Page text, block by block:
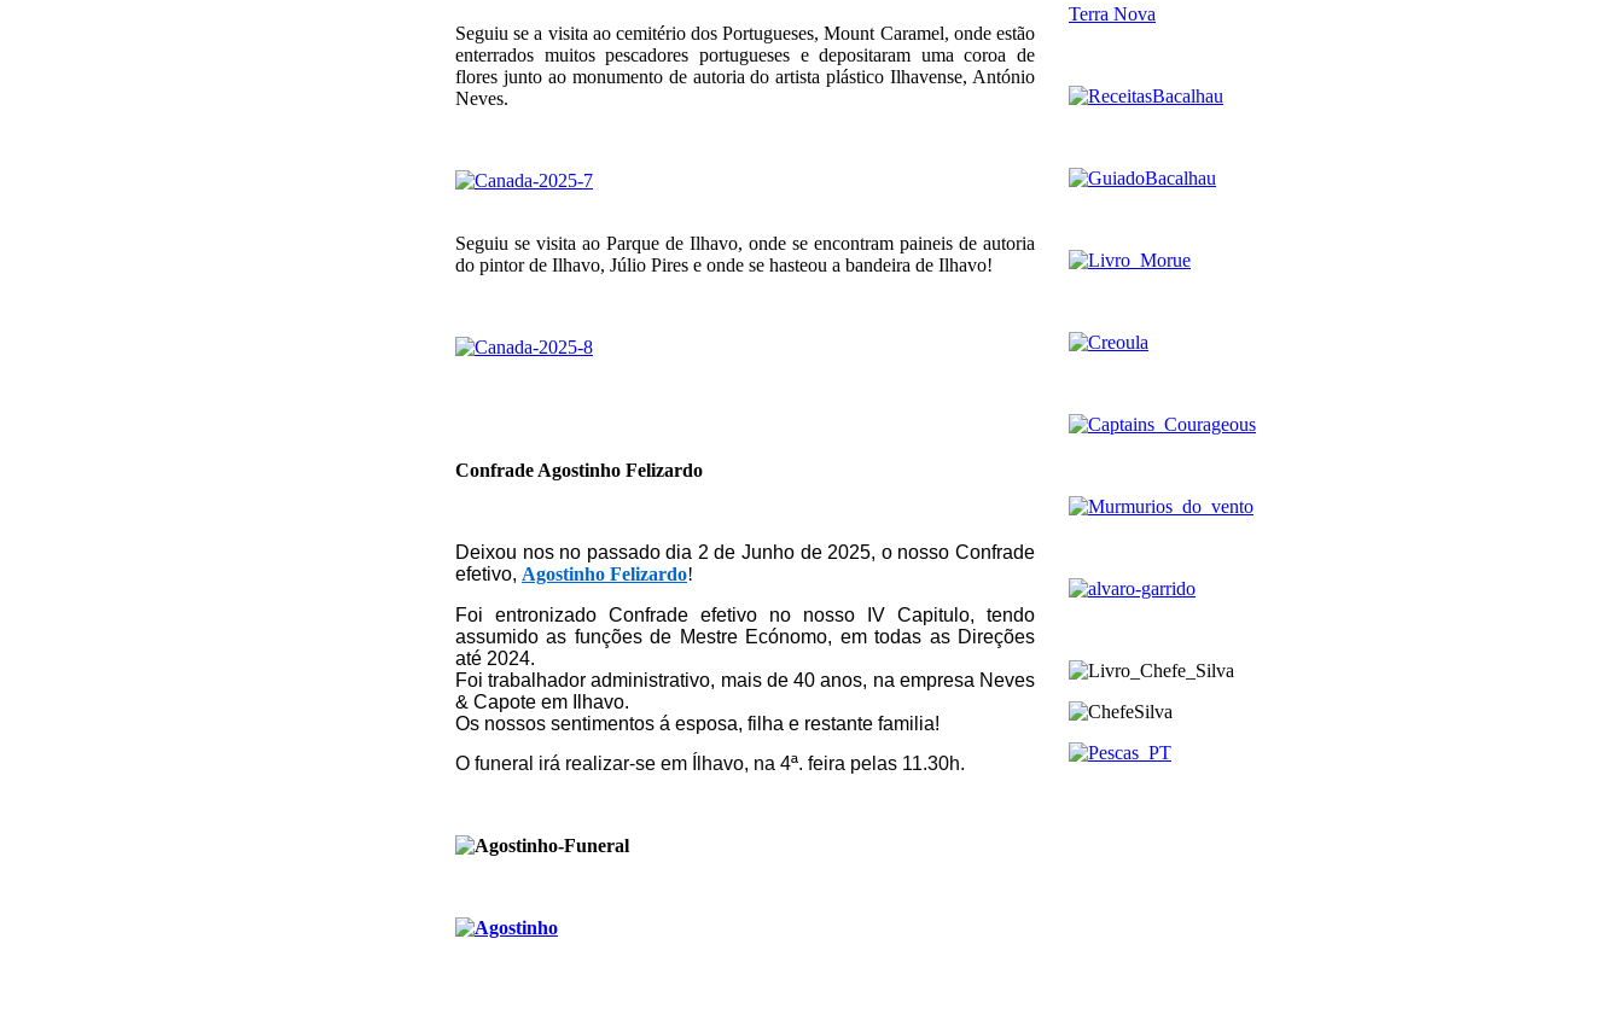
Seguiu se a visita ao cemitério dos Portugueses, Mount Caramel, onde estão
enterrados muitos pescadores portugueses e depositaram uma coroa de
flores junto ao monumento de autoria do artista plástico Ilhavense, António
Neves.
Seguiu se visita ao Parque de Ilhavo, onde se encontram paineis de autoria
do pintor de Ilhavo, Júlio Pires e onde se hasteou a bandeira de Ilhavo!
Confrade Agostinho Felizardo
Deixou nos no passado dia 2 de Junho de 2025, o nosso Confrade
efetivo, Agostinho Felizardo!
Foi entronizado Confrade efetivo no nosso IV Capitulo, tendo
assumido as funções de Mestre Ecónomo, em todas as Direções
até 2024.
Foi trabalhador administrativo, mais de 40 anos, na empresa Neves
& Capote em Ilhavo.
Os nossos sentimentos á esposa, filha e restante familia!
O funeral irá realizar-se em Ílhavo, na 4ª. feira pelas 11.30h.
Terra Nova